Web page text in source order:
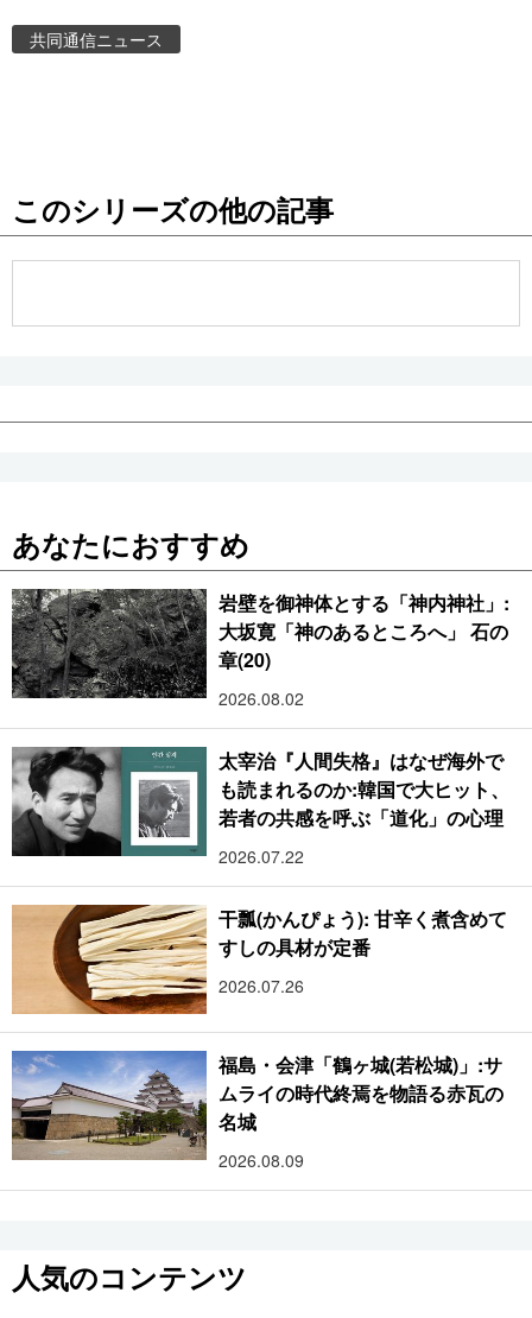
People
公式SNS
共同通信ニュース
このシリーズの他の記事
あなたにおすすめ
岩壁を御神体とする「神内神社」:
大坂寛「神のあるところへ」 石の
章(20)
2026.08.02
太宰治『人間失格』はなぜ海外で
も読まれるのか:韓国で大ヒット、
若者の共感を呼ぶ「道化」の心理
2026.07.22
干瓢(かんぴょう): 甘辛く煮含めて
すしの具材が定番
2026.07.26
福島・会津「鶴ヶ城(若松城)」:サ
ムライの時代終焉を物語る赤瓦の
名城
2026.08.09
人気のコンテンツ